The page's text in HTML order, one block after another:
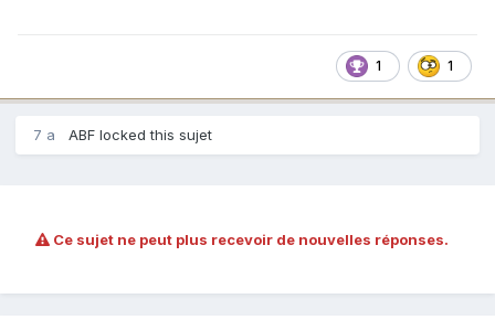
1 1
7 a ABF locked this sujet
Ce sujet ne peut plus recevoir de nouvelles réponses.